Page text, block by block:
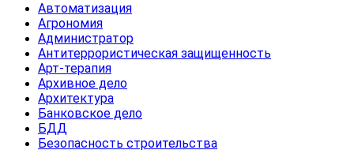
Автоматизация
Агрономия
Администратор
Антитеррористическая защищенность
Арт-терапия
Архивное дело
Архитектура
Банковское дело
БДД
Безопасность строительства